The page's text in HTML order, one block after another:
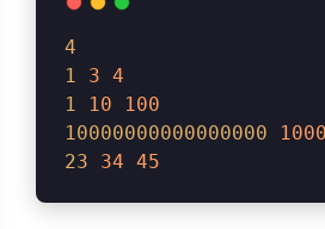
4
1
3 4
1
10
100
10000000000000000
23
34 45